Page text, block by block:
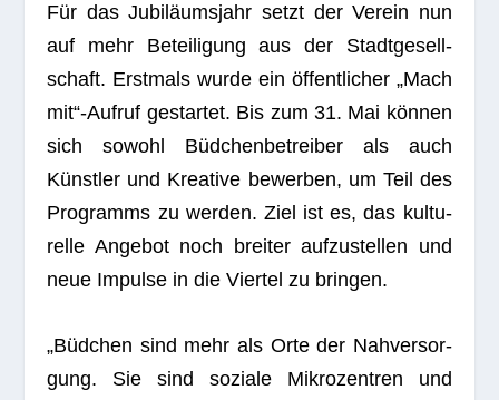
Für das Jubi­lä­ums­jahr setzt der Ver­ein nun
auf mehr Betei­li­gung aus der Stadt­ge­sell­
schaft. Erst­mals wurde ein öffent­li­cher „Mach
mit“-Aufruf gestar­tet. Bis zum 31. Mai kön­nen
sich sowohl Büd­chen­be­trei­ber als auch
Künst­ler und Krea­tive bewer­ben, um Teil des
Pro­gramms zu wer­den. Ziel ist es, das kul­tu­
relle Ange­bot noch brei­ter auf­zu­stel­len und
neue Impulse in die Vier­tel zu bringen.
„Büd­chen sind mehr als Orte der Nah­ver­sor­
gung. Sie sind soziale Mikro­zen­tren und